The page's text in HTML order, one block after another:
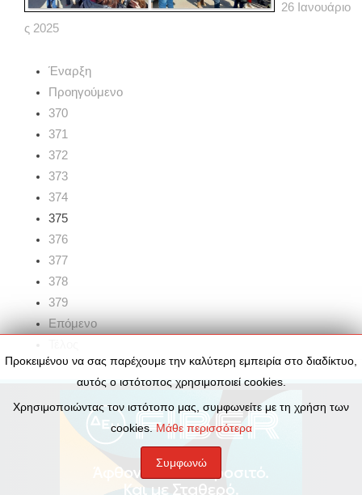
26 Ιανουάριο
ς 2025
Έναρξη
Προηγούμενο
370
371
372
373
374
375
376
377
378
379
Επόμενο
Προκειμένου να σας παρέχουμε την καλύτερη εμπειρία στο διαδίκτυο,
αυτός ο ιστότοπος χρησιμοποιεί cookies.
Χρησιμοποιώντας τον ιστότοπο μας, συμφωνείτε με τη χρήση των
cookies.Μάθε περισσότερα
Συμφωνώ